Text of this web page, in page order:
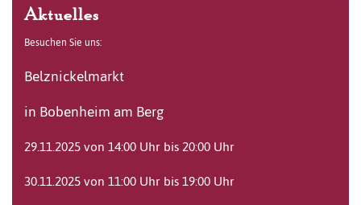
Aktuelles
Besuchen Sie uns:
Belznickelmarkt
in Bobenheim am Berg
29.11.2025 von 14:00 Uhr bis 20:00 Uhr
30.11.2025 von 11:00 Uhr bis 19:00 Uhr